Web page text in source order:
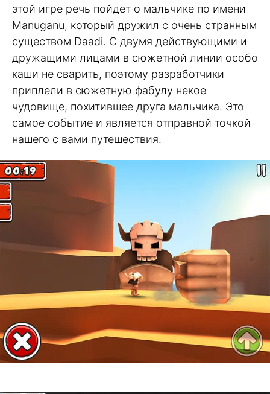
этой игре речь пойдет о мальчике по имени
Manuganu, который дружил с очень странным
существом Daadi. С двумя действующими и
дружащими лицами в сюжетной линии особо
каши не сварить, поэтому разработчики
приплели в сюжетную фабулу некое
чудовище, похитившее друга мальчика. Это
самое событие и является отправной точкой
нашего с вами путешествия.